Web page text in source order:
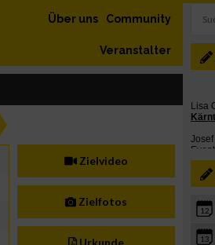
Community
Über uns
Veranstalter
Zielvideo
Zielfotos
Urkunde
12
13